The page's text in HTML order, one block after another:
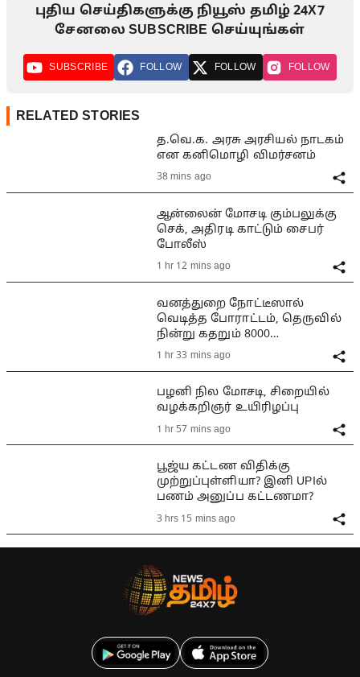
புதிய செய்திகளுக்கு நியூஸ் தமிழ் 24X7
சேனலை SUBSCRIBE செய்யுங்கள்
SUBSCRIBE FOLLOW FOLLOW FOLLOW
RELATED STORIES
த.வெ.க. அரசு அரசியல் நாடகம்
என கனிமொழி விமர்சனம்
38 mins ago
ஆன்லைன் மோசடி கும்பலுக்கு
செக், அதிரடி காட்டும் சைபர்
போலீஸ்
1 hr 12 mins ago
வனத்துறை நோட்டீஸால்
வெடித்த போராட்டம், தெருவில்
நின்று கதறும் 8000
குடும்பங்கள்
1 hr 33 mins ago
பழனி நில மோசடி, சிறையில்
வழக்கறிஞர் உயிரிழப்பு
1 hr 57 mins ago
பூஜ்ய கட்டண விதிக்கு
முற்றுப்புள்ளியா? இனி UPIல்
பணம் அனுப்ப கட்டணமா?
3 hrs 15 mins ago